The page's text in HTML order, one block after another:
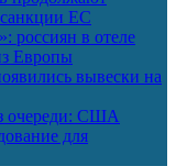
санкции ЕС
россиян в отеле
Европы
вывески на
очереди: США
для